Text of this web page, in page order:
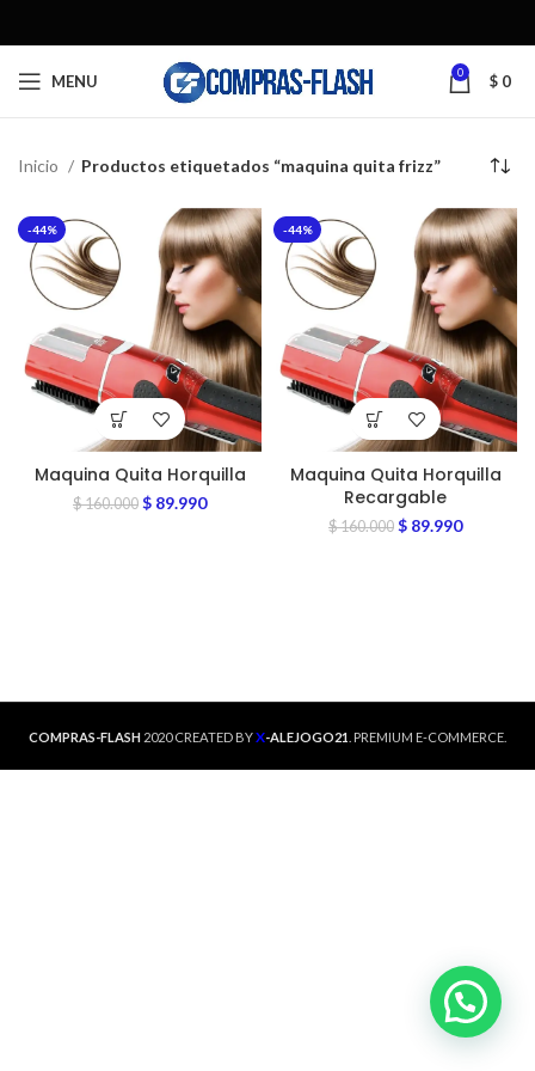
MENU 0 $ 0
Inicio Productos etiquetados “maquina quita frizz”
-44%
Maquina Quita Horquilla
$160.000 $ 89.990
-44%
Maquina Quita Horquilla
Recargable
$160.000 $ 89.990
COMPRAS-FLASH 2020 CREATED BYX-ALEJOGO21 . PREMIUM E-COMMERCE.